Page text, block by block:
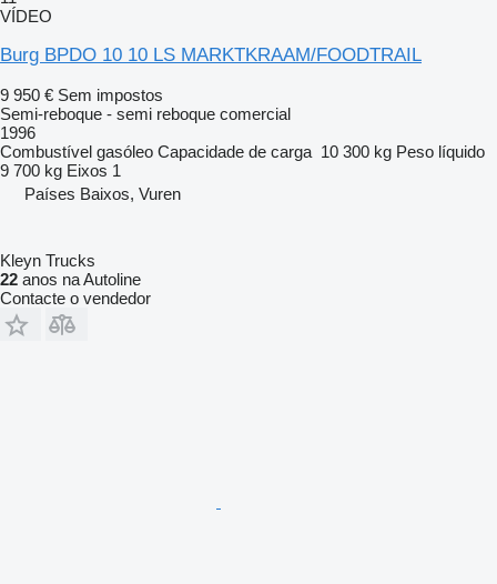
VÍDEO
Burg BPDO 10 10 LS MARKTKRAAM/FOODTRAIL
9 950 € Sem impostos
Semi-reboque - semi reboque comercial
1996
Combustível gasóleo Capacidade de carga 10 300 kg Peso líquido
9 700 kg Eixos 1
Países Baixos, Vuren
Kleyn Trucks
22 anos na Autoline
Contacte o vendedor